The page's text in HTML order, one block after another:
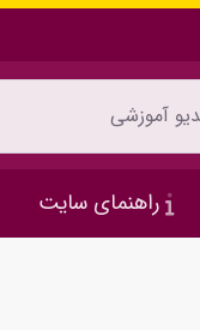
راهنمای سایت